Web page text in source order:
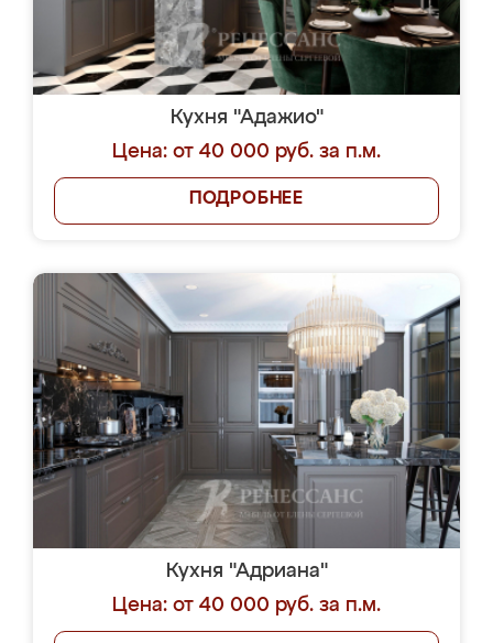
Кухня "Адажио"
Цена: от 40 000 руб. за п.м.
ПОДРОБНЕЕ
Кухня "Адриана"
Цена: от 40 000 руб. за п.м.